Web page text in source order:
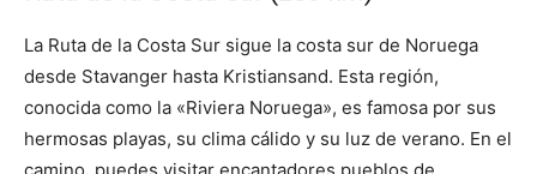
La Ruta de la Costa Sur sigue la costa sur de Noruega
desde Stavanger hasta Kristiansand. Esta región,
conocida como la «Riviera Noruega», es famosa por sus
hermosas playas, su clima cálido y su luz de verano. En el